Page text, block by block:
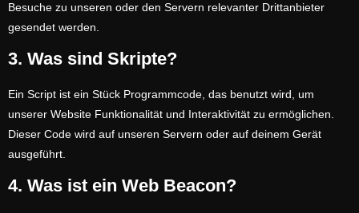
Besuche zu unseren oder den Servern relevanter Drittanbieter
gesendet werden.
3. Was sind Skripte?
Ein Script ist ein Stück Programmcode, das benutzt wird, um
unserer Website Funktionalität und Interaktivität zu ermöglichen.
Dieser Code wird auf unseren Servern oder auf deinem Gerät
ausgeführt.
4. Was ist ein Web Beacon?